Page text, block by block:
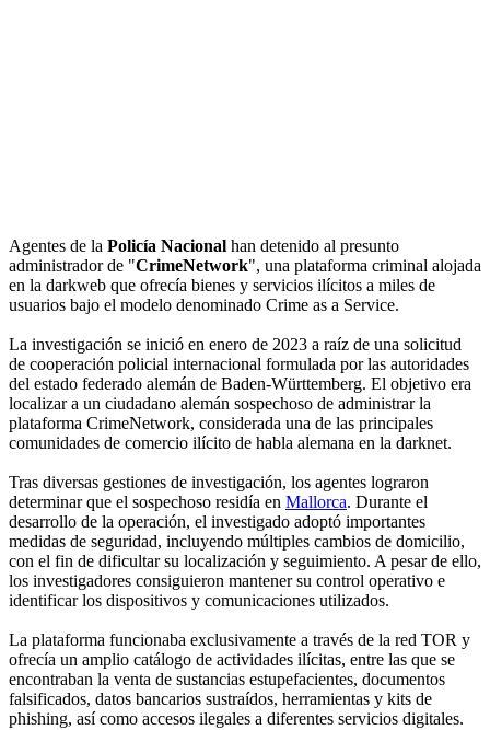
Agentes de la Policía Nacional han detenido al presunto
administrador de "CrimeNetwork", una plataforma criminal alojada
en la darkweb que ofrecía bienes y servicios ilícitos a miles de
usuarios bajo el modelo denominado Crime as a Service.
La investigación se inició en enero de 2023 a raíz de una solicitud
de cooperación policial internacional formulada por las autoridades
del estado federado alemán de Baden-Württemberg. El objetivo era
localizar a un ciudadano alemán sospechoso de administrar la
plataforma CrimeNetwork, considerada una de las principales
comunidades de comercio ilícito de habla alemana en la darknet.
Tras diversas gestiones de investigación, los agentes lograron
determinar que el sospechoso residía en Mallorca. Durante el
desarrollo de la operación, el investigado adoptó importantes
medidas de seguridad, incluyendo múltiples cambios de domicilio,
con el fin de dificultar su localización y seguimiento. A pesar de ello,
los investigadores consiguieron mantener su control operativo e
identificar los dispositivos y comunicaciones utilizados.
La plataforma funcionaba exclusivamente a través de la red TOR y
ofrecía un amplio catálogo de actividades ilícitas, entre las que se
encontraban la venta de sustancias estupefacientes, documentos
falsificados, datos bancarios sustraídos, herramientas y kits de
phishing, así como accesos ilegales a diferentes servicios digitales.